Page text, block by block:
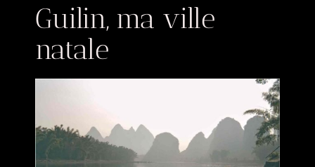
Guilin, ma ville
natale